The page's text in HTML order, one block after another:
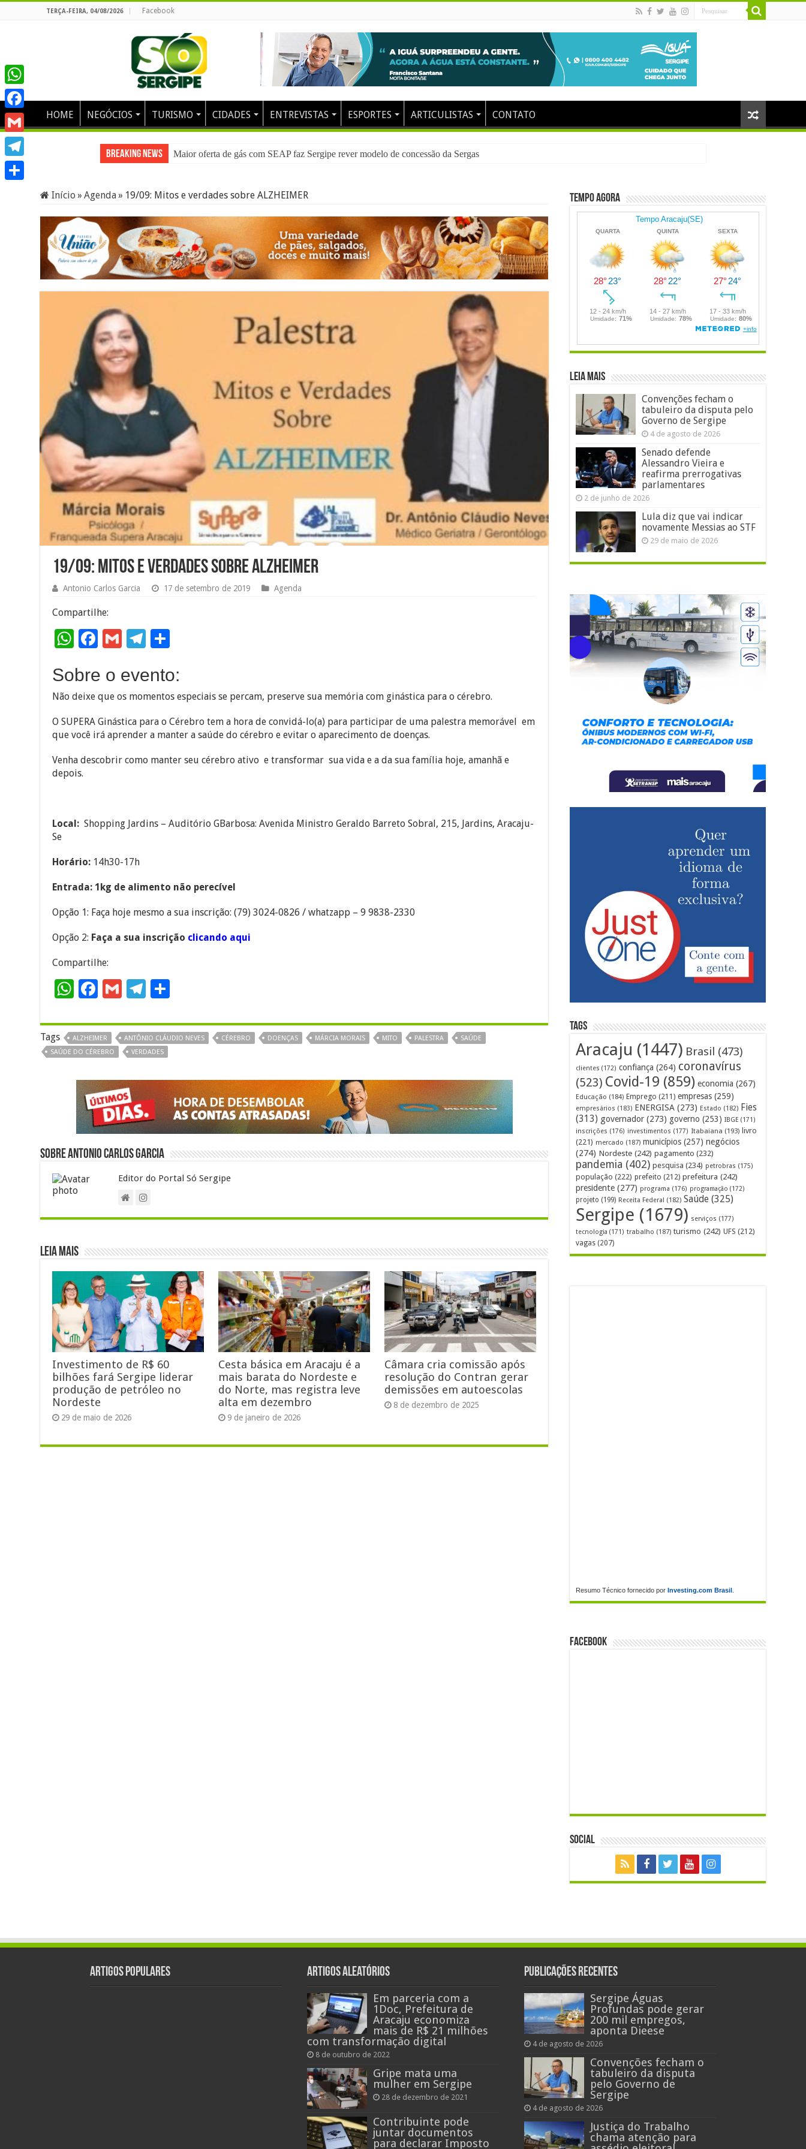
TERÇA-FEIRA, 04/08/2026 Facebook
HOME NEGÓCIOS TURISMO CIDADES ENTREVISTAS ESPORTES ARTICULISTAS CONTATO
Breaking News Sergipe Águas Profundas pode gerar 200 mil empregos, aponta Dieese
Maior oferta de gás com SEAP faz Sergipe rever modelo de concessão da Sergas
Início » Agenda» 19/09: Mitos e verdades sobre ALZHEIMER
19/09: Mitos e verdades sobre ALZHEIMER
W
h
at
sA
p
p
F
ac
e
b
o
o
k
G
m
ai
l
T
el
e
gr
a
m
ar
e
Sobre o evento:
que você irá aprender a manter a saúde do cérebro e evitar o aparecimento de doenças.
depois.
Se
W
h
at
sA
p
p
F
ac
e
b
o
o
k
G
m
ai
l
T
el
e
gr
a
m
ar
e
Tags
SAÚDE DO CÉREBRO
VERDADES
Sobre Antonio Carlos Garcia
Leia Mais
Investimento de R$ 60
bilhões fará Sergipe liderar
produção de petróleo no
Nordeste
29 de maio de 2026
Cesta básica em Aracaju é a
mais barata do Nordeste e
do Norte, mas registra leve
alta em dezembro
9 de janeiro de 2026
Câmara cria comissão após
resolução do Contran gerar
demissões em autoescolas
8 de dezembro de 2025
Tempo Agora
LEIA MAIS
Convenções fecham o
tabuleiro da disputa pelo
Governo de Sergipe
4 de agosto de 2026
Senado defende
Alessandro Vieira e
reafirma prerrogativas
parlamentares
2 de junho de 2026
Lula diz que vai indicar
novamente Messias ao STF
29 de maio de 2026
Tags
Aracaju (1447) Brasil (473)
clientes (172) confiança (264) coronavírus
(523) Covid-19 (859) economia (267)
Educação (184) Emprego (211) empresas (259)
empresários (183) ENERGISA (273) Estado (182) Fies
(313) governador (273) governo (253) IBGE (171)
inscrições (176) investimentos (177) Itabaiana (193) livro
(221) mercado (187) municípios (257) negócios
(274) Nordeste (242) pagamento (232)
pandemia (402) pesquisa (234) petrobras (175)
população (222) prefeito (212) prefeitura (242)
presidente (277) programa (176) programação (172)
projeto (199) Receita Federal (182) Saúde (325)
Sergipe (1679) serviços (177)
tecnologia (171) trabalho (187) turismo (242) UFS (212)
vagas (207)
Resumo Técnico fornecido por Investing.com Brasil
FACEBOOK
Social
Artigos populares Artigos aleatórios
Em parceria com a
1Doc, Prefeitura de
Aracaju economiza
mais de R$ 21 milhões
com transformação digital
8 de outubro de 2022
Gripe mata uma
mulher em Sergipe
28 de dezembro de 2021
Contribuinte pode
juntar documentos
para declarar Imposto
Publicações recentes
Sergipe Águas
Profundas pode gerar
200 mil empregos,
aponta Dieese
4 de agosto de 2026
Convenções fecham o
tabuleiro da disputa
pelo Governo de
Sergipe
4 de agosto de 2026
Justiça do Trabalho
chama atenção para
WhatsApp
Facebook
Gmail
Telegram